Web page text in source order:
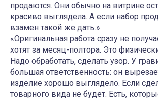
продаются. Они обычно на витрине
красиво выглядела. А если набор
взамен такой же дать.»
«Оригинальная работа сразу не
хотят за месяц-полтора. Это
Надо обработать, сделать узор. У
большая ответственность: он
изделие хорошо выглядело. Если
товарного вида не будет. Есть,